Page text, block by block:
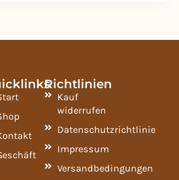
Richtlinien
Kauf
widerrufen
Datenschutzrichtlinie
Impressum
Versandbedingungen